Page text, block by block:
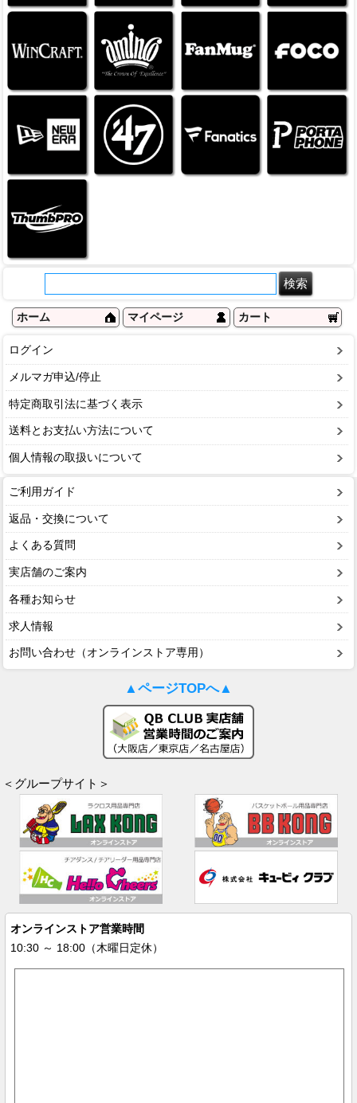
ホーム マイページ カート
ログイン
メルマガ申込/停止
特定商取引法に基づく表示
送料とお支払い方法について
個人情報の取扱いについて
ご利用ガイド
返品・交換について
よくある質問
実店舗のご案内
各種お知らせ
求人情報
お問い合わせ（オンラインストア専用）
▲ページTOPへ▲
＜グループサイト＞
オンラインストア営業時間
10:30 ～ 18:00（木曜日定休）